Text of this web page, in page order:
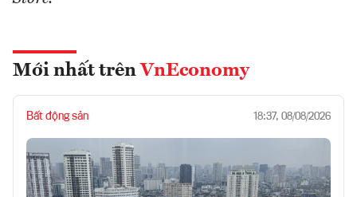
Mới nhất trên VnEconomy
Bất động sản 18:37, 08/08/2026